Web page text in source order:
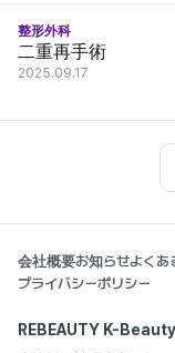
整形外科
二重再手術
2025.09.17
会社概要お知らせよくあ
プライバシーポリシー
REBEAUTY K-Beauty